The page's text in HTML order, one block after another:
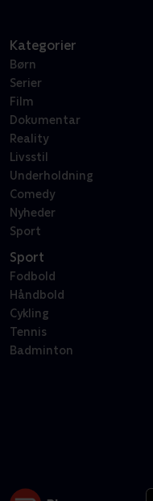
Kategorier
Børn
Serier
Film
Dokumentar
Reality
Livsstil
Underholdning
Comedy
Nyheder
Sport
Sport
Fodbold
Håndbold
Cykling
Tennis
Badminton